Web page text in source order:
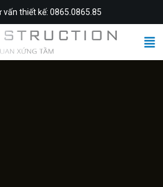
vấn thiết kế: 0865.0865.85